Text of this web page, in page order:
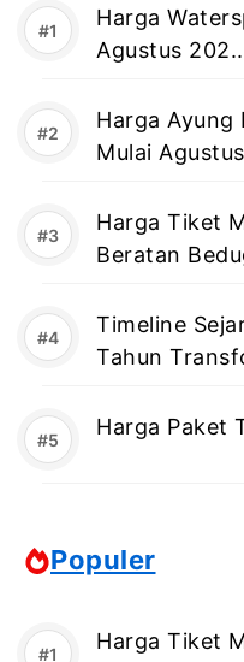
Harga
Agustus
Harga Ayung
Mulai
Harga Tiket
Beratan
Timeline
Tahun
Harga Paket
Populer
Harga Tiket